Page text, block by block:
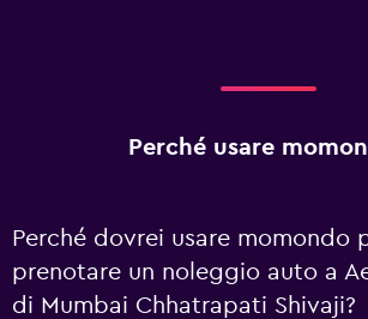
Perché usare
Perché dovrei usare momondo
prenotare un noleggio auto a
di Mumbai Chhatrapati Shivaji?